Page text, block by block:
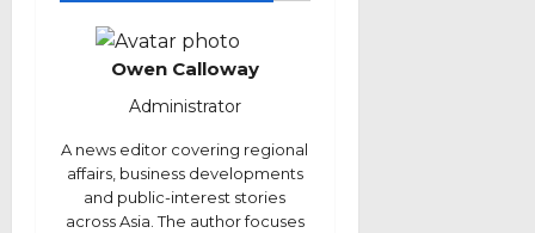
Owen Calloway
Administrator
A news editor covering regional
affairs, business developments
and public-interest stories
across Asia. The author focuses